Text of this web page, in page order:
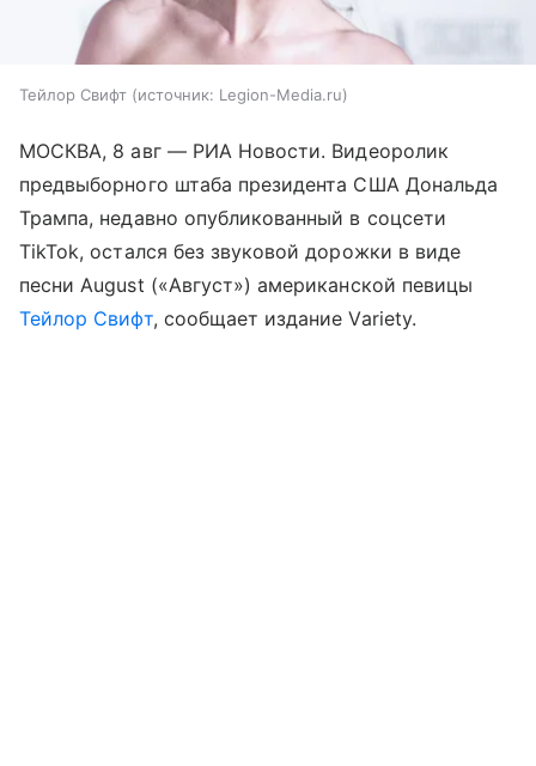
Тейлор Свифт источник: Legion-Media.ru
МОСКВА, 8 авг — РИА Новости. Видеоролик
предвыборного штаба президента США Дональда
Трампа, недавно опубликованный в соцсети
TikTok, остался без звуковой дорожки в виде
песни August («Август») американской певицы
Тейлор Свифт, сообщает издание Variety.